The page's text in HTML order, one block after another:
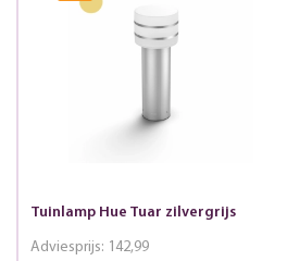
Tuinlamp Hue Tuar zilvergrijs
Adviesprijs: 142,99